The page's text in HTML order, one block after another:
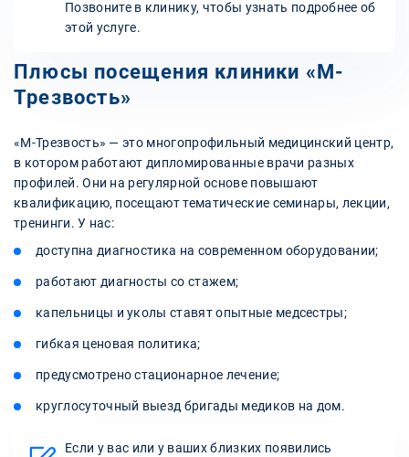
Позвоните в клинику, чтобы узнать подробнее об
этой услуге.
Плюсы посещения клиники «М-
Трезвость»
«М-Трезвость» — это многопрофильный медицинский центр,
в котором работают дипломированные врачи разных
профилей. Они на регулярной основе повышают
квалификацию, посещают тематические семинары, лекции,
тренинги. У нас:
доступна диагностика на современном оборудовании;
работают диагносты со стажем;
капельницы и уколы ставят опытные медсестры;
гибкая ценовая политика;
предусмотрено стационарное лечение;
круглосуточный выезд бригады медиков на дом.
Если у вас или у ваших близких появились